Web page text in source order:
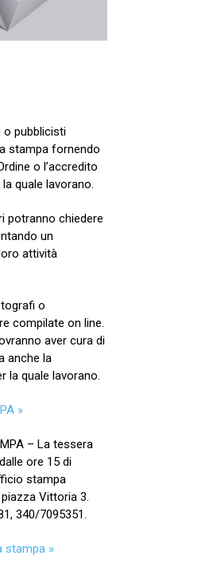
o pubblicisti
stampa fornendo
o l’accredito
quale lavorano.
potranno chiedere
un
attività
o
compilate on line.
aver cura di
anche la
la quale lavorano.
»
– La tessera
ore 15 di
stampa
Vittoria 3.
340/7095351.
stampa »